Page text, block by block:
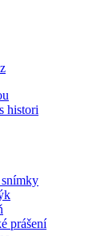
histori
prášení